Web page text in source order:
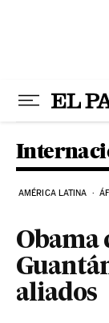
AMÉRICA LATINA
Obama
aliados